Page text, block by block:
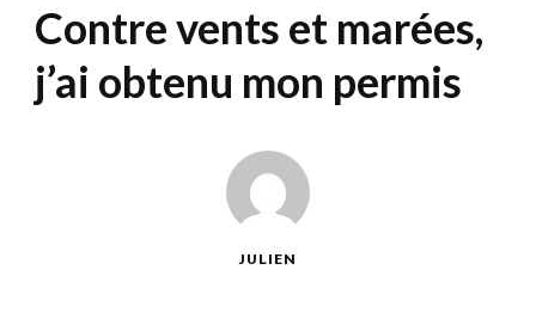
Contre vents et marées,
j’ai obtenu mon permis
JULIEN